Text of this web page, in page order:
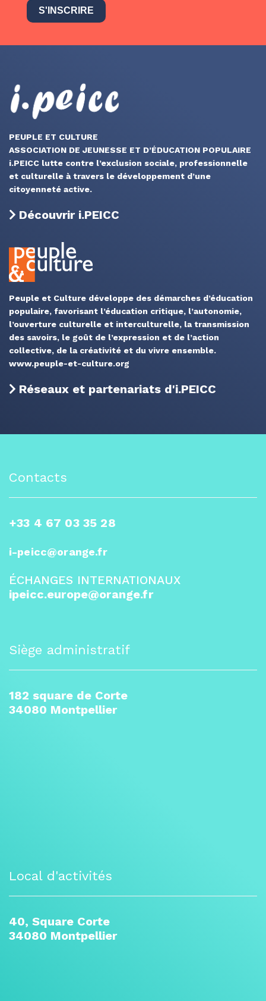
S'INSCRIRE
PEUPLE ET CULTURE
ASSOCIATION DE JEUNESSE ET D’ÉDUCATION POPULAIRE
i.PEICC lutte contre l’exclusion sociale, professionnelle
et culturelle à travers le développement d’une
citoyenneté active.
Découvrir i.PEICC
Peuple et Culture développe des démarches d’éducation
populaire, favorisant l’éducation critique, l’autonomie,
l’ouverture culturelle et interculturelle, la transmission
des savoirs, le goût de l’expression et de l’action
collective, de la créativité et du vivre ensemble.
www.peuple-et-culture.org
Réseaux et partenariats d'i.PEICC
Contacts
+33 4 67 03 35 28
i-peicc@orange.fr
ÉCHANGES INTERNATIONAUX
ipeicc.europe@orange.fr
Siège administratif
182 square de Corte
34080 Montpellier
Local d'activités
40, Square Corte
34080 Montpellier